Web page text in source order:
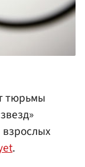
тюрьмы
.